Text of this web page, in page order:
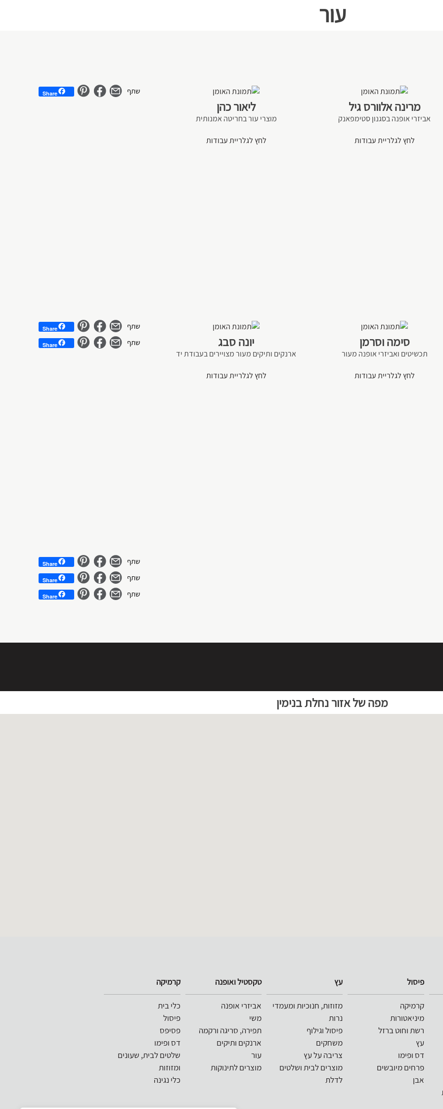
עור
Share
מרינה אלוורס גיל
אביזרי אופנה בסגנון סטימפאנק
לחץ לגלריית עבודות
Share
ליאור כהן
מוצרי עור בחריטה אמנותית
לחץ לגלריית עבודות
Share
Share
סימה וסרמן
תכשיטים ואביזרי אופנה מעור
לחץ לגלריית עבודות
Share
יונה סבג
ארנקים ותיקים מעור מצויירים בעבודת יד
לחץ לגלריית עבודות
Share
מפה של אזור נחלת בנימין
פיסול
קרמיקה
מיניאטורות
רשת וחוט ברזל
עץ
דס ופימו
פרחים מיובשים
אבן
עץ
מזוזות, חנוכיות ומעמדי
נרות
פיסול וגילוף
משחקים
צריבה על עץ
מוצרים לבית ושלטים
לדלת
טקסטיל ואופנה
אביזרי אופנה
משי
תפירה, סריגה ורקמה
ארנקים ותיקים
עור
מוצרים לתינוקות
קרמיקה
כלי בית
פיסול
פסיפס
דס ופימו
שלטים לבית, שעונים
ומזוזות
כלי נגינה